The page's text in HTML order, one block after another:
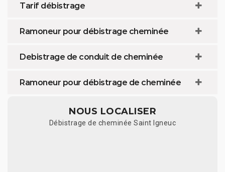
Tarif débistrage
Ramoneur pour débistrage cheminée
Debistrage de conduit de cheminée
Ramoneur pour débistrage de cheminée
NOUS LOCALISER
Débistrage de cheminée Saint Igneuc